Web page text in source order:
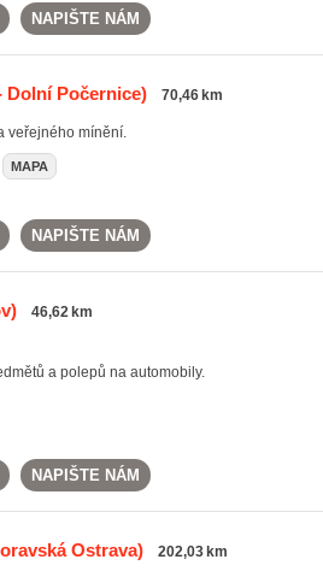
NAPIŠTE NÁM
Dolní Počernice) 70,46 km
veřejného mínění.
MAPA
NAPIŠTE NÁM
46,62 km
a polepů na automobily.
NAPIŠTE NÁM
Ostrava) 202,03 km